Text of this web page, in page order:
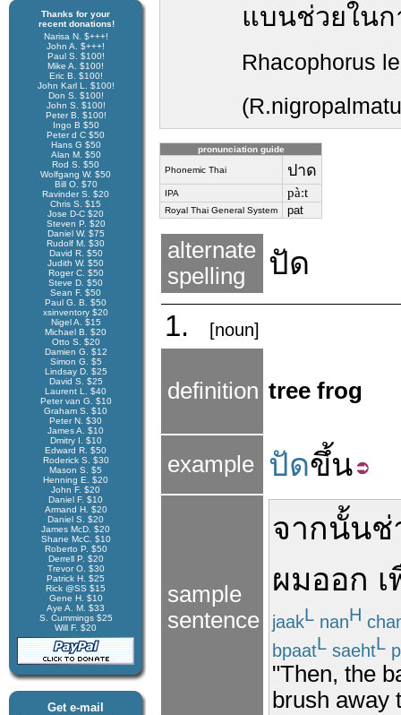
Thanks for your
recent donations!
Narisa N. $+++!
John A. $+++!
Paul S. $100!
Mike A. $100!
Eric B. $100!
John Karl L. $100!
Don S. $100!
John S. $100!
Peter B. $100!
Ingo B $50
Peter d C $50
Hans G $50
Alan M. $50
Rod S. $50
Wolfgang W. $50
Bill O. $70
Ravinder S. $20
Chris S. $15
Jose D-C $20
Steven P. $20
Daniel W. $75
Rudolf M. $30
David R. $50
Judith W. $50
Roger C. $50
Steve D. $50
Sean F. $50
Paul G. B. $50
xsinventory $20
Nigel A. $15
Michael B. $20
Otto S. $20
Damien G. $12
Simon G. $5
Lindsay D. $25
David S. $25
Laurent L. $40
Peter van G. $10
Graham S. $10
Peter N. $30
James A. $10
Dmitry I. $10
Edward R. $50
Roderick S. $30
Mason S. $5
Henning E. $20
John F. $20
Daniel F. $10
Armand H. $20
Daniel S. $20
James McD. $20
Shane McC. $10
Roberto P. $50
Derrell P. $20
Trevor O. $30
Patrick H. $25
Rick @SS $15
Gene H. $10
Aye A. M. $33
S. Cummings $25
Will F. $20
Get e-mail
แบนช่วยใน
Rhacophorus
pronunciation guide
Phonemic Thai ปาด
IPA pàːt
Royal Thai General System pat
alternate
spelling
ปัด
1. [noun]
definition tree frog
example ปัดขึ้น
sample
sentence
จากนั้นช่
ผมออก
jaakL nanH
bpaatL saehtL
"Then, the
brush away